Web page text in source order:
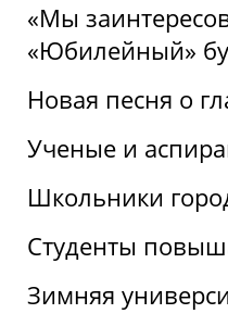
«Мы
«Юбилейный»
Новая песня о
Ученые и
Школьники
Студенты
Зимняя